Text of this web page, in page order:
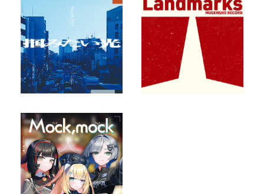
PROJECT
ARTIST
DISCOGRAPHY
AUDITION
GOODS
RECRUIT
CONTACT